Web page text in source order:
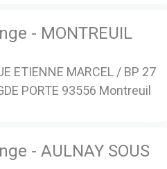
- MONTREUIL
ETIENNE MARCEL / BP 27
PORTE 93556 Montreuil
- AULNAY SOUS